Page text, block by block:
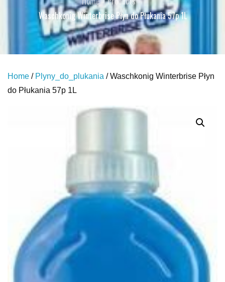
Waschkonig Winterbrise Płyn do Płukania 57p 1L
Home / Plyny_do_plukania / Waschkonig Winterbrise Płyn
do Płukania 57p 1L